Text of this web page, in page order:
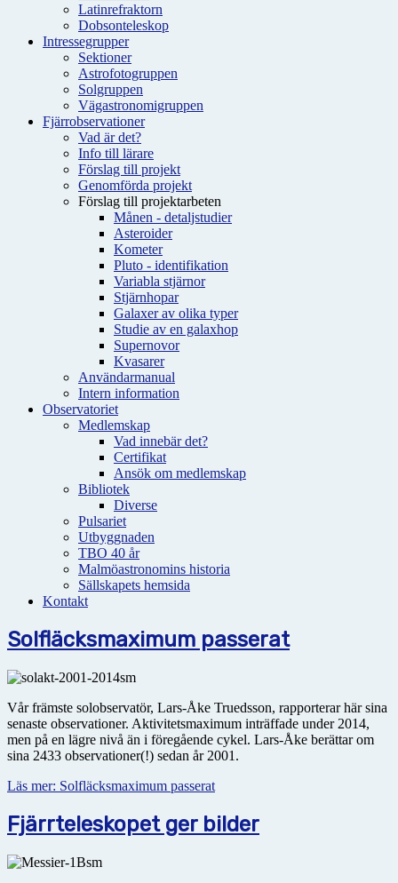
Latinrefraktorn
Dobsonteleskop
Intressegrupper
Sektioner
Astrofotogruppen
Solgruppen
Vägastronomigruppen
Fjärrobservationer
Vad är det?
Info till lärare
Förslag till projekt
Genomförda projekt
Förslag till projektarbeten
Månen - detaljstudier
Asteroider
Kometer
Pluto - identifikation
Variabla stjärnor
Stjärnhopar
Galaxer av olika typer
Studie av en galaxhop
Supernovor
Kvasarer
Användarmanual
Intern information
Observatoriet
Medlemskap
Vad innebär det?
Certifikat
Ansök om medlemskap
Bibliotek
Diverse
Pulsariet
Utbyggnaden
TBO 40 år
Malmöastronomins historia
Sällskapets hemsida
Kontakt
Solfläcksmaximum passerat
Vår främste solobservatör, Lars-Åke Truedsson, rapporterar här sina
senaste observationer. Aktivitetsmaximum inträffade under 2014,
men på en lägre nivå än i föregående cykel. Lars-Åke berättar om
sina 2433 observationer(!) sedan år 2001.
Läs mer: Solfläcksmaximum passerat
Fjärrteleskopet ger bilder